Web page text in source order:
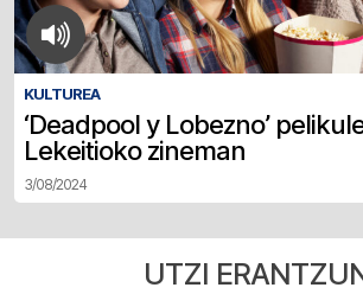
KULTUREA
‘Deadpool y Lobezno’
Lekeitioko zineman
3/08/2024
UTZI